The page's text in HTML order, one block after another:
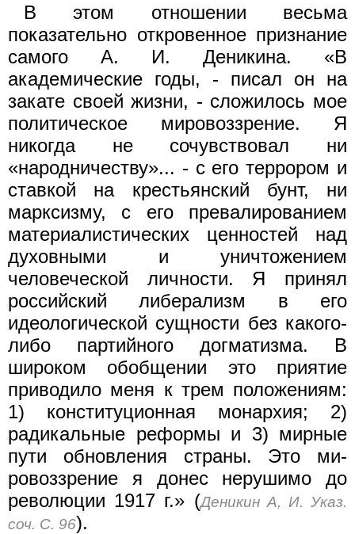
В этом отношении весьма
показательно откровенное призна­ние
самого А. И. Деникина. «В
академические годы, - писал он на
закате своей жизни, - сложилось мое
политическое мировоз­зрение. Я
никогда не сочувствовал ни
«народничеству»... - с его террором и
ставкой на крестьянский бунт, ни
марксизму, с его превалированием
материалистических ценностей над
духовными и уничтожением
человеческой личности. Я принял
российский либе­рализм в его
идеологической сущности без какого-
либо партий­ного догматизма. В
широком обобщении это приятие
приводило меня к трем положениям:
1) конституционная монархия; 2)
ради­кальные реформы и 3) мирные
пути обновления страны. Это ми­
ровоззрение я донес нерушимо до
революции 1917 г.» (Деникин А, И. Указ.
соч. С. 96).